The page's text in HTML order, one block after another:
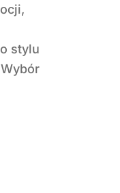
stylu